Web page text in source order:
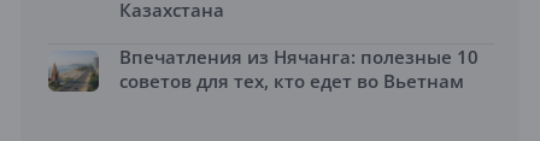
Казахстана
Впечатления из Нячанга: полезные 10
советов для тех, кто едет во Вьетнам